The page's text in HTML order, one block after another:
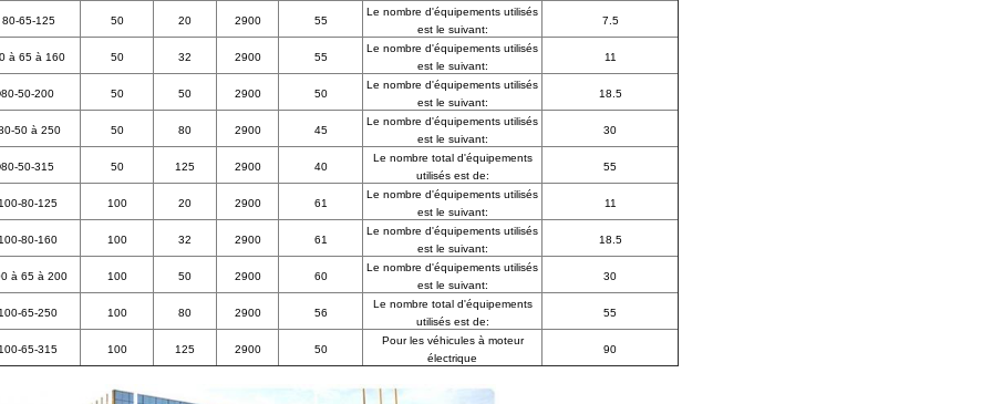
80-65-125 50 20 2900 55
Le nombre d'équipements utilisés
est le suivant:
7.5
à 65 à 160 50 32 2900 55
Le nombre d'équipements utilisés
est le suivant:
11
50-200 50 50 2900 50
Le nombre d'équipements utilisés
est le suivant:
18.5
50 à 250 50 80 2900 45
Le nombre d'équipements utilisés
est le suivant:
30
50-315 50 125 2900 40
Le nombre total d'équipements
utilisés est de:
55
80-125 100 20 2900 61
Le nombre d'équipements utilisés
est le suivant:
11
80-160 100 32 2900 61
Le nombre d'équipements utilisés
est le suivant:
18.5
à 65 à 200 100 50 2900 60
Le nombre d'équipements utilisés
est le suivant:
30
65-250 100 80 2900 56
Le nombre total d'équipements
utilisés est de:
55
65-315 100 125 2900 50
Pour les véhicules à moteur
électrique
90